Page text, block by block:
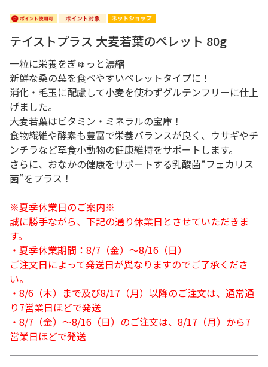
テイストプラス 大麦若葉のペレット 80g
一粒に栄養をぎゅっと濃縮
新鮮な桑の葉を食べやすいペレットタイプに！
消化・毛玉に配慮して小麦を使わずグルテンフリーに仕上
げました。
大麦若葉はビタミン・ミネラルの宝庫！
食物繊維や酵素も豊富で栄養バランスが良く、ウサギやチ
ンチラなど草食小動物の健康維持をサポートします。
さらに、おなかの健康をサポートする乳酸菌“フェカリス
菌”をプラス！
※夏季休業日のご案内※
誠に勝手ながら、下記の通り休業日とさせていただきま
す。
・夏季休業期間：8/7（金）～8/16（日）
ご注文日によって発送日が異なりますのでご了承くださ
い。
・8/6（木）まで及び8/17（月）以降のご注文は、通常通
り7営業日ほどで発送
・8/7（金）～8/16（日）のご注文は、8/17（月）から7
営業日ほどで発送